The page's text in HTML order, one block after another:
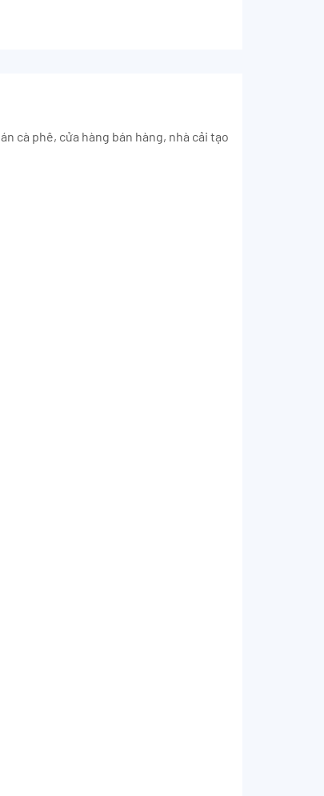
cà phê, cửa hàng bán hàng, nhà cải tạo